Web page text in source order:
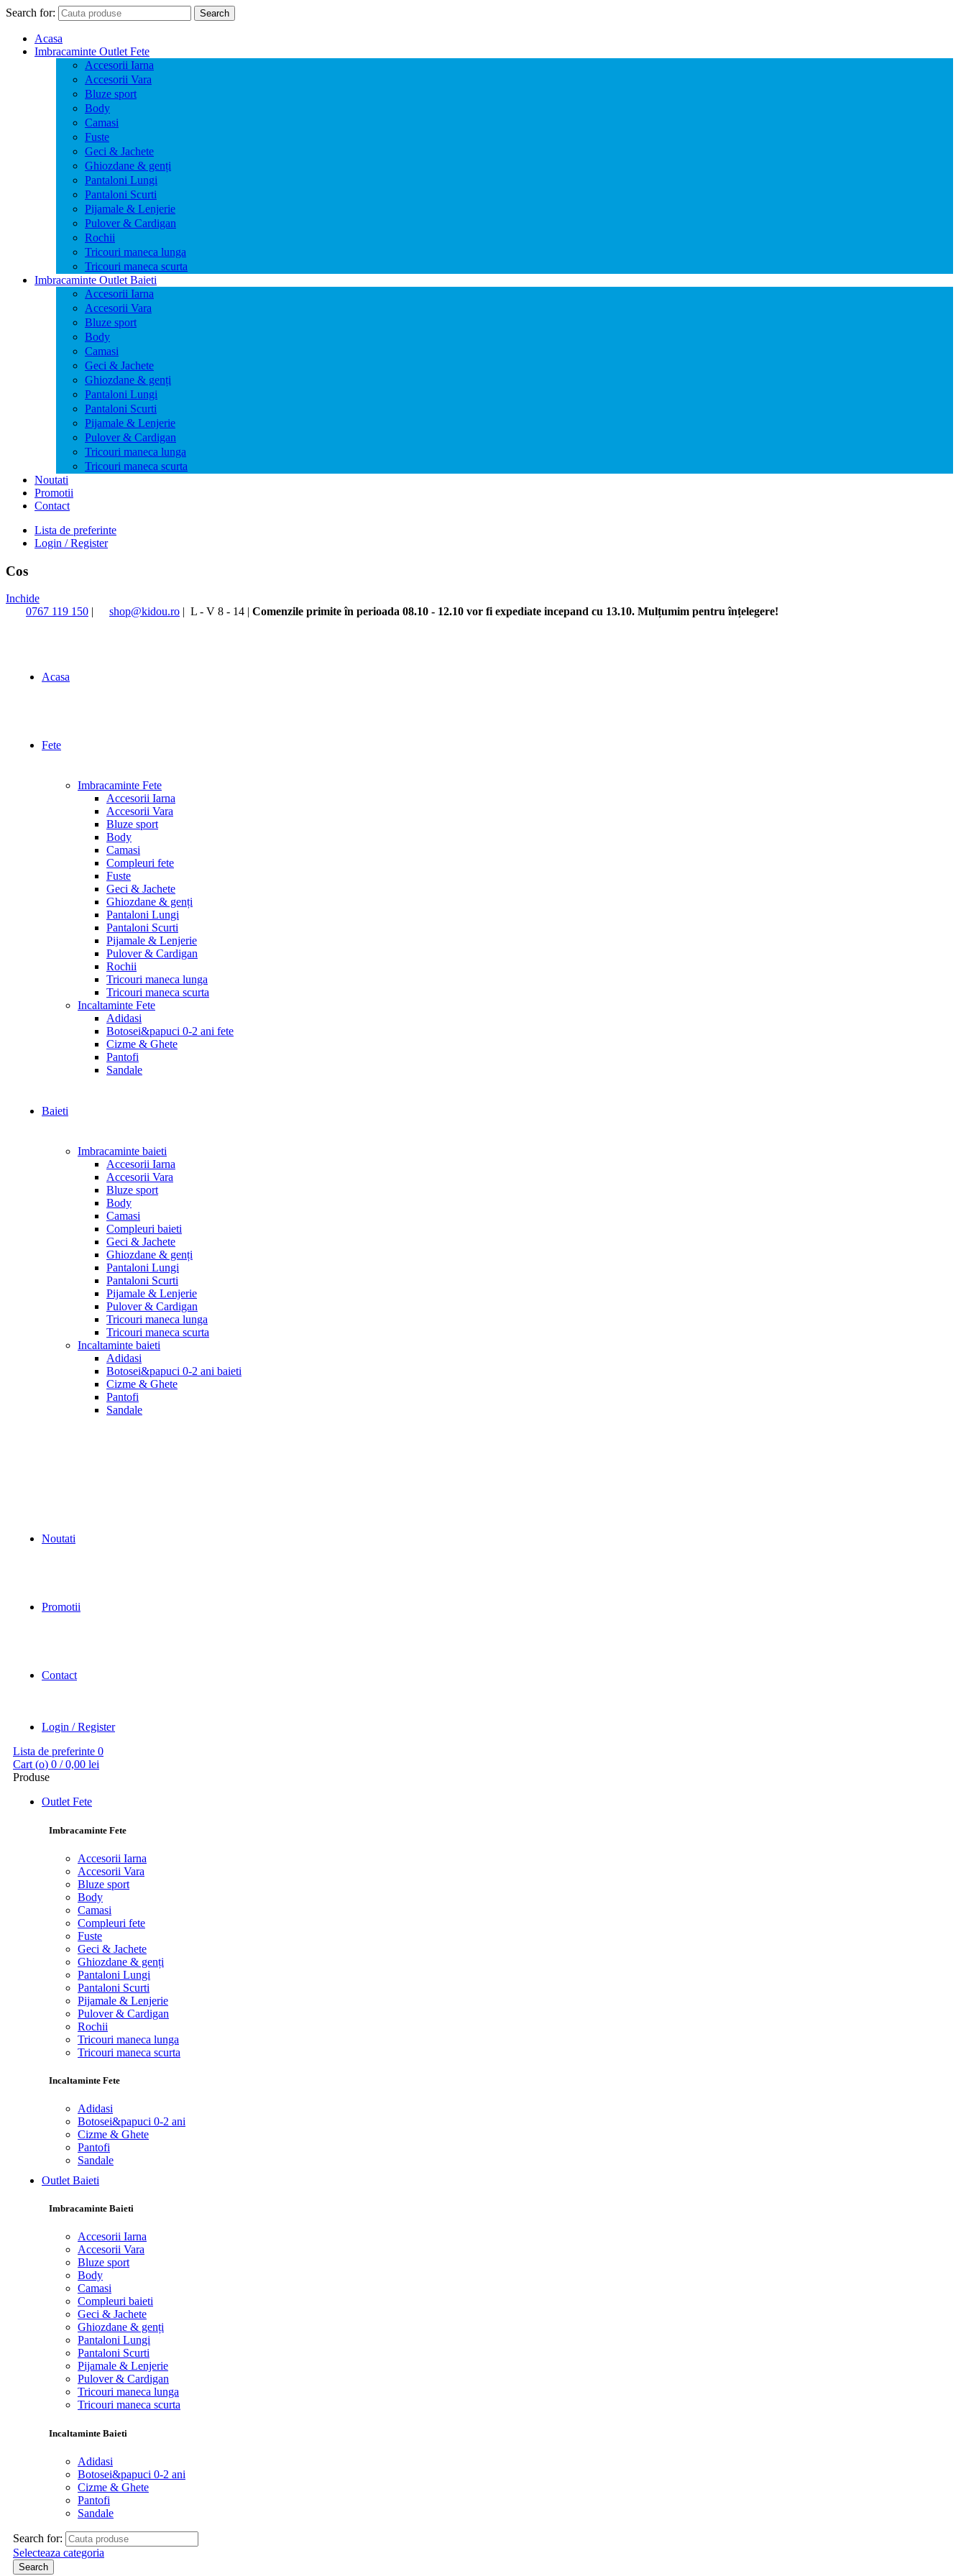
Search for: Search
Acasa
Imbracaminte Outlet Fete
Accesorii Iarna
Accesorii Vara
Bluze sport
Body
Camasi
Fuste
Geci & Jachete
Ghiozdane & genți
Pantaloni Lungi
Pantaloni Scurti
Pijamale & Lenjerie
Pulover & Cardigan
Rochii
Tricouri maneca lunga
Tricouri maneca scurta
Imbracaminte Outlet Baieti
Accesorii Iarna
Accesorii Vara
Bluze sport
Body
Camasi
Geci & Jachete
Ghiozdane & genți
Pantaloni Lungi
Pantaloni Scurti
Pijamale & Lenjerie
Pulover & Cardigan
Tricouri maneca lunga
Tricouri maneca scurta
Noutati
Promotii
Contact
Lista de preferinte
Login / Register
Cos
Inchide
0767 119 150 | shop@kidou.ro | L - V 8 - 14 | Comenzile primite în perioada 08.10 - 12.10 vor fi expediate incepand cu 13.10. Mulțumim pentru înțelegere!
Acasa
Fete
Imbracaminte Fete
Accesorii Iarna
Accesorii Vara
Bluze sport
Body
Camasi
Compleuri fete
Fuste
Geci & Jachete
Ghiozdane & genți
Pantaloni Lungi
Pantaloni Scurti
Pijamale & Lenjerie
Pulover & Cardigan
Rochii
Tricouri maneca lunga
Tricouri maneca scurta
Incaltaminte Fete
Adidasi
Botosei&papuci 0-2 ani fete
Cizme & Ghete
Pantofi
Sandale
Baieti
Imbracaminte baieti
Accesorii Iarna
Accesorii Vara
Bluze sport
Body
Camasi
Compleuri baieti
Geci & Jachete
Ghiozdane & genți
Pantaloni Lungi
Pantaloni Scurti
Pijamale & Lenjerie
Pulover & Cardigan
Tricouri maneca lunga
Tricouri maneca scurta
Incaltaminte baieti
Adidasi
Botosei&papuci 0-2 ani baieti
Cizme & Ghete
Pantofi
Sandale
Noutati
Promotii
Contact
Login / Register
Lista de preferinte 0
Cart (o) 0 / 0,00 lei
Produse
Outlet Fete
Imbracaminte Fete
Accesorii Iarna
Accesorii Vara
Bluze sport
Body
Camasi
Compleuri fete
Fuste
Geci & Jachete
Ghiozdane & genți
Pantaloni Lungi
Pantaloni Scurti
Pijamale & Lenjerie
Pulover & Cardigan
Rochii
Tricouri maneca lunga
Tricouri maneca scurta
Incaltaminte Fete
Adidasi
Botosei&papuci 0-2 ani
Cizme & Ghete
Pantofi
Sandale
Outlet Baieti
Imbracaminte Baieti
Accesorii Iarna
Accesorii Vara
Bluze sport
Body
Camasi
Compleuri baieti
Geci & Jachete
Ghiozdane & genți
Pantaloni Lungi
Pantaloni Scurti
Pijamale & Lenjerie
Pulover & Cardigan
Tricouri maneca lunga
Tricouri maneca scurta
Incaltaminte Baieti
Adidasi
Botosei&papuci 0-2 ani
Cizme & Ghete
Pantofi
Sandale
Search for:
Selecteaza categoria
Search